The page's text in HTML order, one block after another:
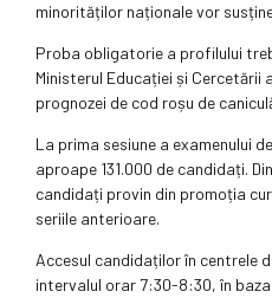
minorităților naționale vor
Proba obligatorie a profilului
Ministerul Educației și
prognozei de cod roșu de
La prima sesiune a examenului
aproape 131.000 de candidați.
candidați provin din promoția
seriile anterioare.
Accesul candidaților în centrele
intervalul orar 7:30-8:30, în